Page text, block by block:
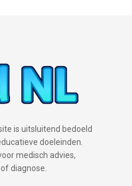
is uitsluitend bedoeld
doeleinden.
medisch advies,
diagnose.